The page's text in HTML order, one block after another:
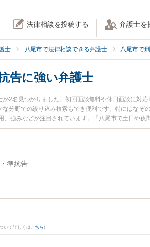
法律相談を投稿する 弁護士を
士 八尾市で法律相談できる弁護士 八尾市で
告に強い弁護士
2名見つかりました。初回面談無料や休日面談に対
分野での絞り込み検索もでき便利です。特にはな
強みなどが注目されています。『八尾市で土日や
富な近くの弁護士を検索したい』『初回相談無料
準抗告
いて詳しくは こちら)